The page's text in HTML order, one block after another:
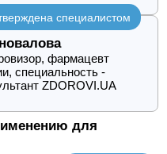
специалистом
фармацевт
специальность -
ZDOROVI.UA
для